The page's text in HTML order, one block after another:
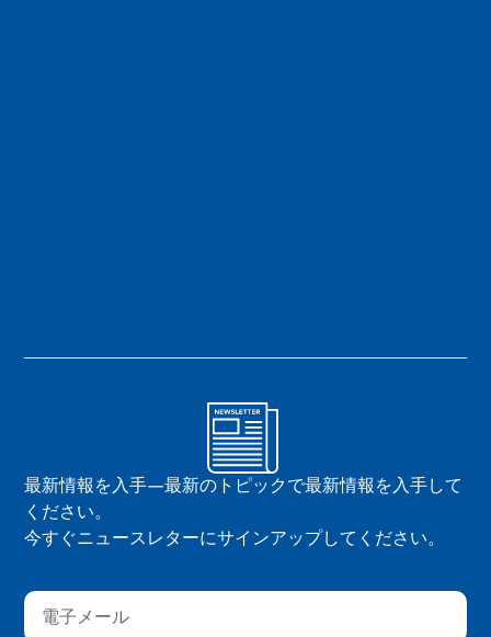
最新情報を入手—最新のトピックで最新情報を入手して
ください。
今すぐニュースレターにサインアップしてください。